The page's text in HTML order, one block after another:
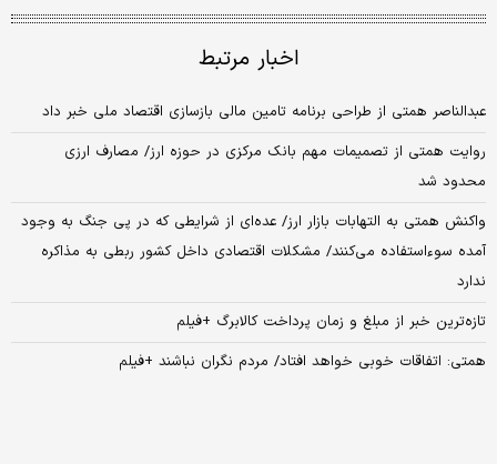
اخبار مرتبط
عبدالناصر همتی از طراحی برنامه تامین مالی بازسازی اقتصاد ملی خبر داد
روایت همتی از تصمیمات مهم بانک مرکزی در حوزه ارز/ مصارف ارزی
محدود شد
واکنش همتی به التهابات بازار ارز/ عده‌ای از شرایطی که در پی جنگ به وجود
آمده سوءاستفاده می‌کنند/ مشکلات اقتصادی داخل کشور ربطی به مذاکره
ندارد
تازه‌ترین خبر از مبلغ و زمان پرداخت کالابرگ +فیلم
همتی: اتفاقات خوبی خواهد افتاد/ مردم نگران نباشند +فیلم